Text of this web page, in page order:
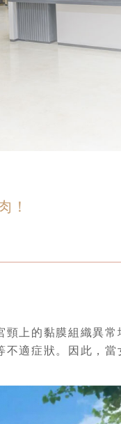
！
頸上的黏膜組織異
適症狀。因此，